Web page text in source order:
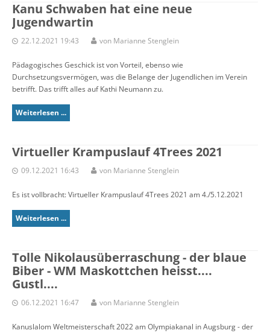
Kanu Schwaben hat eine neue
Jugendwartin
22.12.2021 19:43 von Marianne Stenglein
Pädagogisches Geschick ist von Vorteil, ebenso wie
Durchsetzungsvermögen, was die Belange der Jugendlichen im Verein
betrifft. Das trifft alles auf Kathi Neumann zu.
Weiterlesen ...
Virtueller Krampuslauf 4Trees 2021
09.12.2021 16:43 von Marianne Stenglein
Es ist vollbracht: Virtueller Krampuslauf 4Trees 2021 am 4./5.12.2021
Weiterlesen ...
Tolle Nikolausüberraschung - der blaue
Biber - WM Maskottchen heisst....
Gustl....
06.12.2021 16:47 von Marianne Stenglein
Kanuslalom Weltmeisterschaft 2022 am Olympiakanal in Augsburg - der